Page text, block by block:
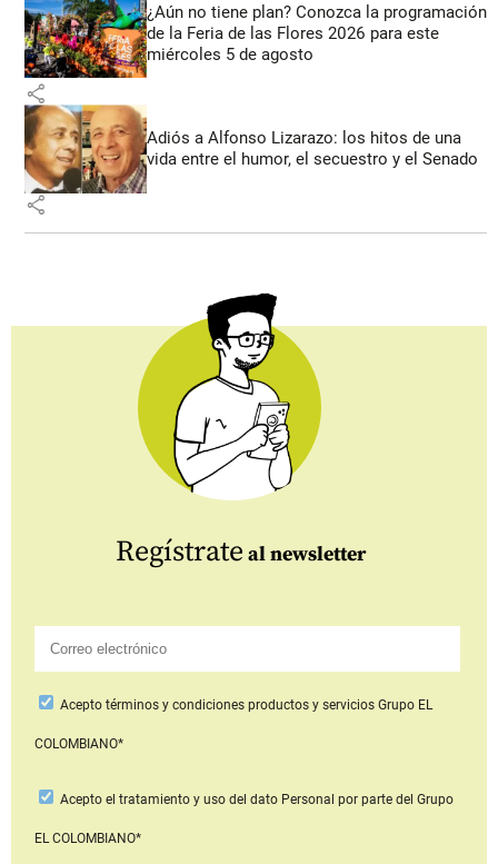
¿Aún no tiene plan? Conozca la programación
de la Feria de las Flores 2026 para este
miércoles 5 de agosto
share
Adiós a Alfonso Lizarazo: los hitos de una
vida entre el humor, el secuestro y el Senado
share
Regístrate al newsletter
Aceptotérminos y condiciones productos y serviciosGrupo EL
COLOMBIANO*
Acepto el tratamiento y uso del dato Personal por parte del Grupo
EL COLOMBIANO*